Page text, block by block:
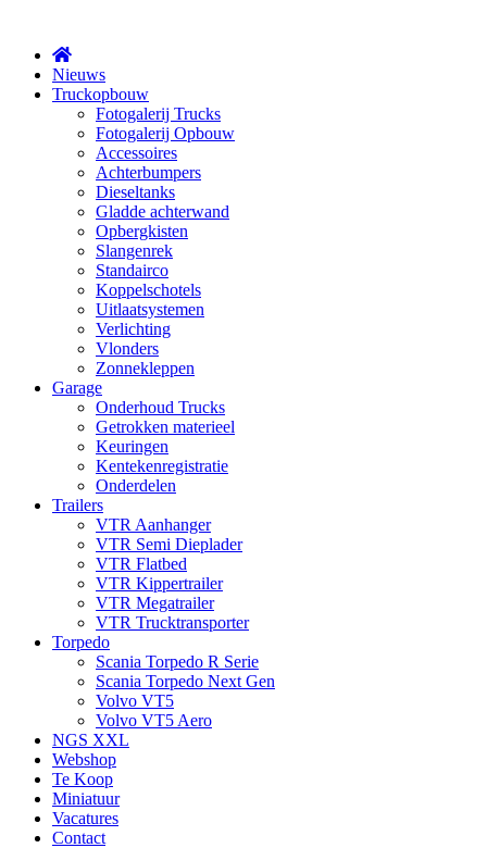
Nieuws
Truckopbouw
Fotogalerij Trucks
Fotogalerij Opbouw
Accessoires
Achterbumpers
Dieseltanks
Gladde achterwand
Opbergkisten
Slangenrek
Standairco
Koppelschotels
Uitlaatsystemen
Verlichting
Vlonders
Zonnekleppen
Garage
Onderhoud Trucks
Getrokken materieel
Keuringen
Kentekenregistratie
Onderdelen
Trailers
VTR Aanhanger
VTR Semi Dieplader
VTR Flatbed
VTR Kippertrailer
VTR Megatrailer
VTR Trucktransporter
Torpedo
Scania Torpedo R Serie
Scania Torpedo Next Gen
Volvo VT5
Volvo VT5 Aero
NGS XXL
Webshop
Te Koop
Miniatuur
Vacatures
Contact